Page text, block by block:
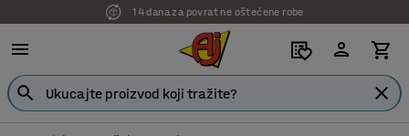
14 dana za povrat ne oštećene robe
7 godina garancije